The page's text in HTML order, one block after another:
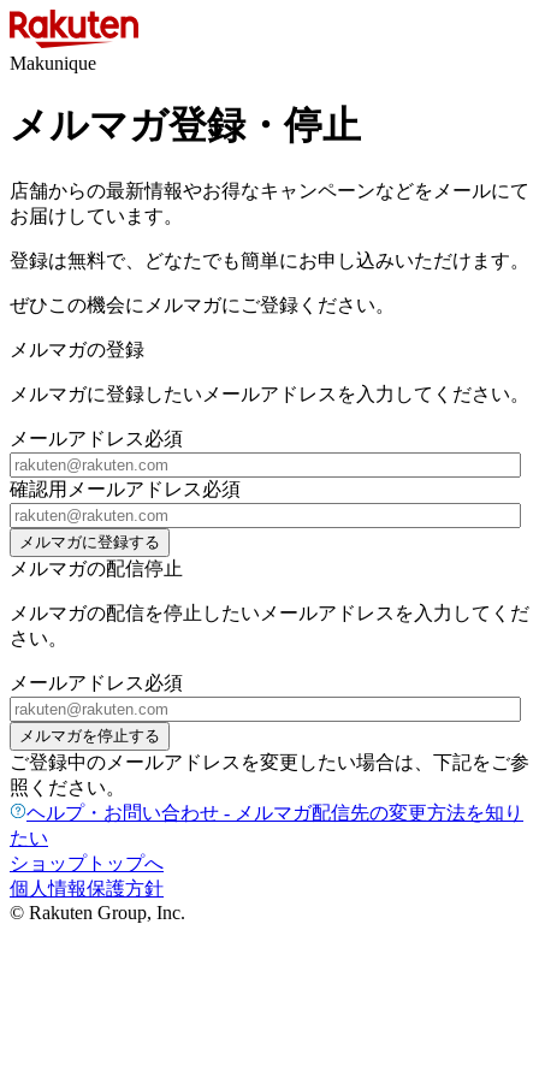
Makunique
メルマガ登録・停止
店舗からの最新情報やお得なキャンペーンなどをメールにて
お届けしています。
登録は無料で、どなたでも簡単にお申し込みいただけます。
ぜひこの機会にメルマガにご登録ください。
メルマガの登録
メルマガに登録したいメールアドレスを入力してください。
メールアドレス必須
確認用メールアドレス必須
メルマガに登録する
メルマガの配信停止
メルマガの配信を停止したいメールアドレスを入力してくだ
さい。
メールアドレス必須
メルマガを停止する
ご登録中のメールアドレスを変更したい場合は、下記をご参
照ください。
ヘルプ・お問い合わせ - メルマガ配信先の変更方法を知り
たい
ショップトップへ
個人情報保護方針
© Rakuten Group, Inc.